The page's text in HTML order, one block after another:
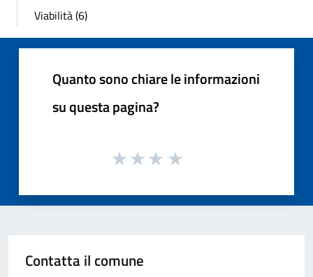
Viabilità (6)
Quanto sono chiare le informazioni
su questa pagina?
Contatta il comune